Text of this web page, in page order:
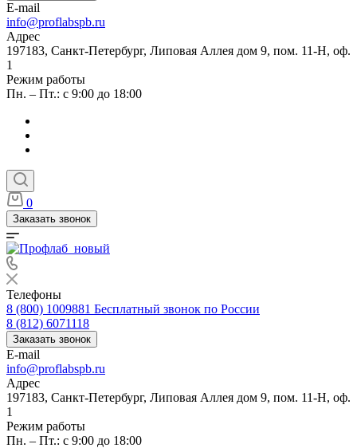
E-mail
info@proflabspb.ru
Адрес
197183, Санкт-Петербург, Липовая Аллея дом 9, пом. 11-Н, оф.
1
Режим работы
Пн. – Пт.: с 9:00 до 18:00
0
Заказать звонок
Телефоны
8 (800) 1009881 Бесплатный звонок по России
8 (812) 6071118
Заказать звонок
E-mail
info@proflabspb.ru
Адрес
197183, Санкт-Петербург, Липовая Аллея дом 9, пом. 11-Н, оф.
1
Режим работы
Пн. – Пт.: с 9:00 до 18:00